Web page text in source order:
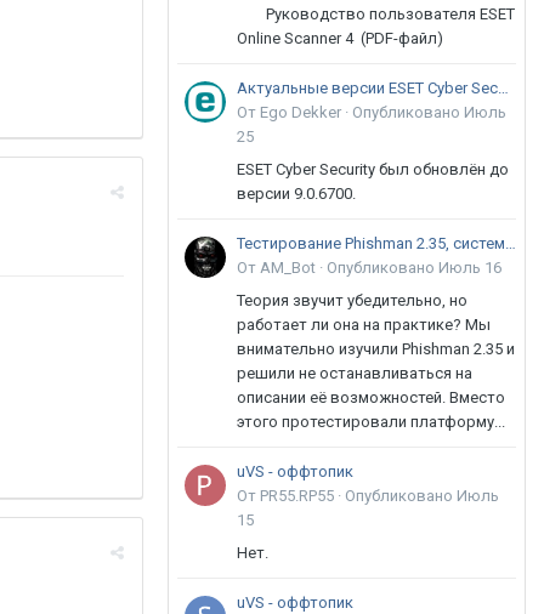
Руководство пользователя ESET
Online Scanner 4 (PDF-файл)
Актуальные версии ESET Cyber Security 9
От Ego Dekker · Опубликовано Июль
25
ESET Cyber Security был обновлён до
версии 9.0.6700.
Тестирование Phishman 2.35, системы повышения осведомлённости пользователей в сфере ИБ
От AM_Bot · Опубликовано Июль 16
Теория звучит убедительно, но
работает ли она на практике? Мы
внимательно изучили Phishman 2.35 и
решили не останавливаться на
описании её возможностей. Вместо
этого протестировали платформу...
uVS - оффтопик
От PR55.RP55 · Опубликовано Июль
15
Нет.
uVS - оффтопик